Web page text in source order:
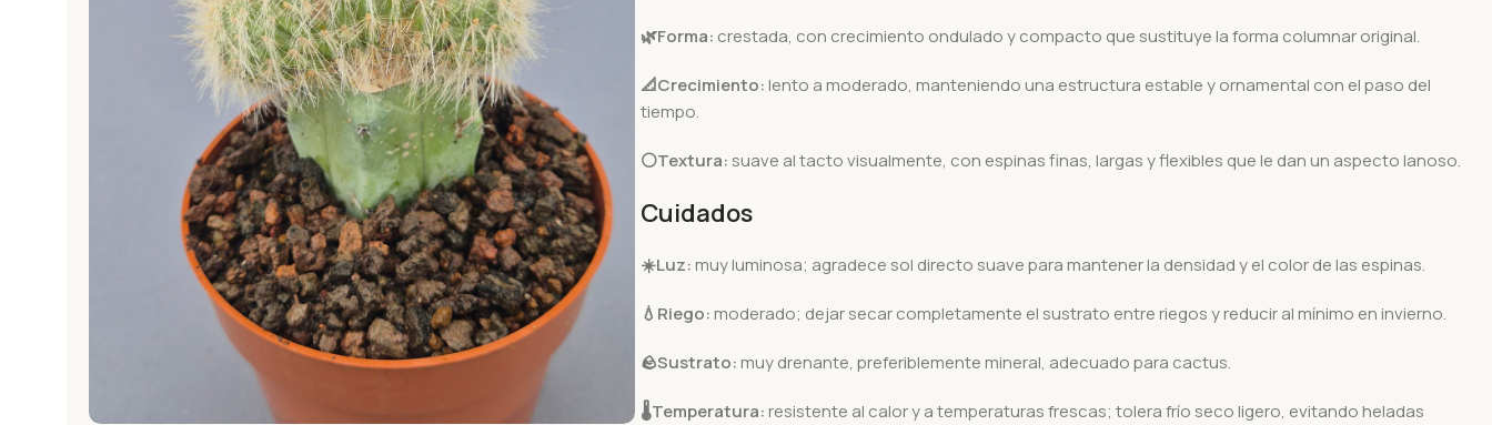
🌿Forma: crestada, con crecimiento ondulado y compacto que sustituye la forma columnar original.
📐Crecimiento: lento a moderado, manteniendo una estructura estable y ornamental con el paso del
tiempo.
⚪Textura: suave al tacto visualmente, con espinas finas, largas y flexibles que le dan un aspecto lanoso.
Cuidados
☀️Luz: muy luminosa; agradece sol directo suave para mantener la densidad y el color de las espinas.
💧Riego: moderado; dejar secar completamente el sustrato entre riegos y reducir al mínimo en invierno.
🪨Sustrato: muy drenante, preferiblemente mineral, adecuado para cactus.
🌡️Temperatura: resistente al calor y a temperaturas frescas; tolera frío seco ligero, evitando heladas